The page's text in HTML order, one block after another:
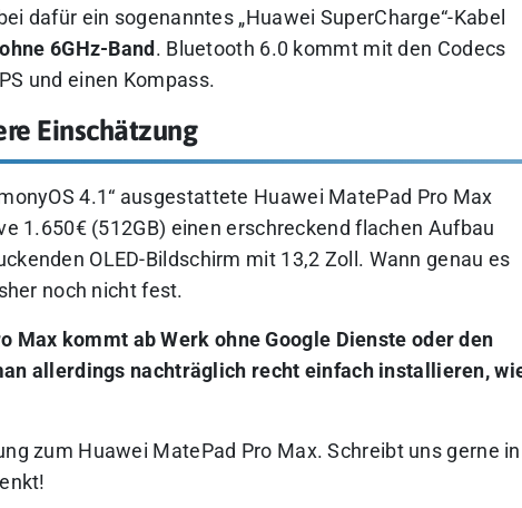
dafür ein sogenanntes „Huawei SuperCharge“-Kabel
ohne 6GHz-Band . Bluetooth 6.0 kommt mit den Codecs
und einen Kompass.
Einschätzung
4.1“ ausgestattete Huawei MatePad Pro Max
1.650€ (512GB) einen erschreckend flachen Aufbau
OLED-Bildschirm mit 13,2 Zoll. Wann genau es
noch nicht fest.
Max kommt ab Werk ohne Google Dienste oder den
allerdings nachträglich recht einfach installieren,
zum Huawei MatePad Pro Max. Schreibt uns gerne in